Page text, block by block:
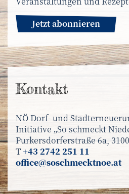
Jetzt abonnieren
Kontakt
NÖ Dorf- und
Initiative „So schmeckt
Purkersdorferstraße 6a,
T+43 2742 251 11
office@soschmecktnoe.at